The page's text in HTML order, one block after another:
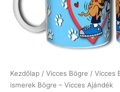
Kezdőlap / Vicces Bögre / Vicces
ismerek Bögre – Vicces Ajándék